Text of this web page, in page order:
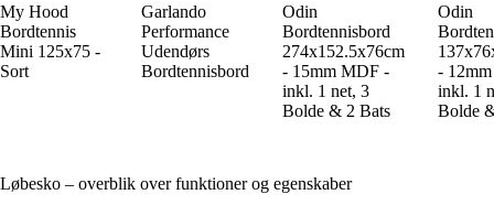
My Hood
Bordtennis
Mini 125x75 -
Sort
Garlando
Performance
Udendørs
Bordtennisbord
Odin
Bordtennisbord
274x152.5x76cm
- 15mm MDF -
inkl. 1 net, 3
Bolde & 2 Bats
Odin
-
inkl. 1
Bolde
Løbesko – overblik over funktioner og egenskaber